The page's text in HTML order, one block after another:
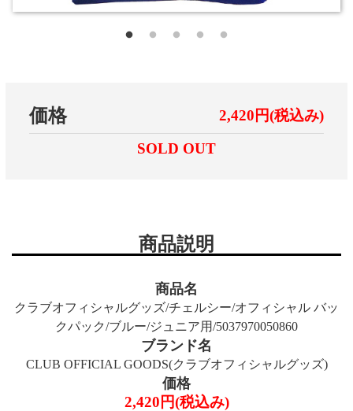
価格
2,420円(税込み)
SOLD OUT
商品説明
商品名
クラブオフィシャルグッズ/チェルシー/オフィシャル バッ
クパック/ブルー/ジュニア用/5037970050860
ブランド名
CLUB OFFICIAL GOODS(クラブオフィシャルグッズ)
価格
2,420円(税込み)